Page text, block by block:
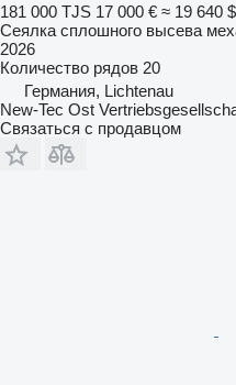
181 000 TJS 17 000 € ≈ 19 640 $
Сеялка сплошного высева
2026
Количество рядов 20
Германия, Lichtenau
New-Tec Ost
Связаться с продавцом